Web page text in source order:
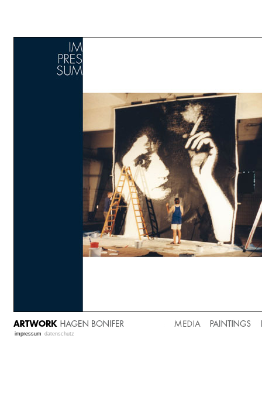
impressum datenschutz